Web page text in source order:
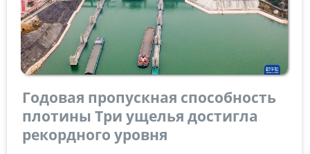
Годовая пропускная способность
плотины Три ущелья достигла
рекордного уровня